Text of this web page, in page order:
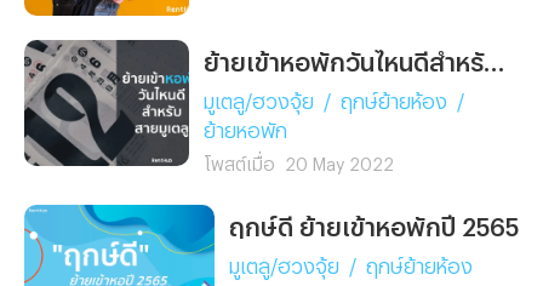
ย้ายเข้าหอพักวันไหนดีสำหรับสายมูเตลู
มูเตลู/ฮวงจุ้ย / ฤกษ์ย้ายห้อง
/
ย้ายหอพัก
โพสต์เมื่อ 20 May 2022
ฤกษ์ดี ย้ายเข้าหอพักปี 2565
มูเตลู/ฮวงจุ้ย / ฤกษ์ย้ายห้อง